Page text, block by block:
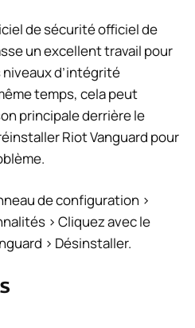
de sécurité officiel de
un excellent travail pour
d’intégrité
temps, cela peut
principale derrière le
Riot Vanguard pour
de configuration >
> Cliquez avec le
> Désinstaller.